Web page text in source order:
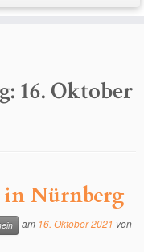
16. Oktober
in Nürnberg
am 16. Oktober 2021 von